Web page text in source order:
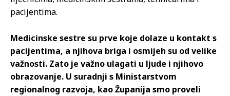
pacijentima.
Medicinske sestre su prve koje dolaze u kontakt s
pacijentima, a njihova briga i osmijeh su od velike
važnosti. Zato je važno ulagati u ljude i njihovo
obrazovanje. U suradnji s Ministarstvom
regionalnog razvoja, kao Županija smo proveli